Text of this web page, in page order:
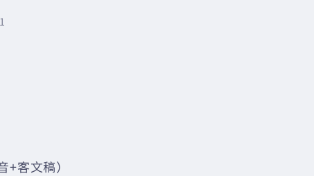
+客文稿）